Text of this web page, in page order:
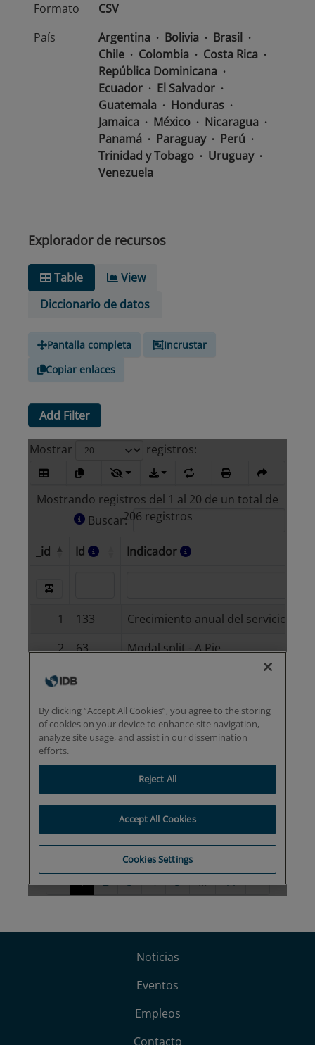
Formato
CSV
País
Argentina Bolivia
Brasil
Chile
Colombia
Costa Rica
República Dominicana
Ecuador
El Salvador
Guatemala
Honduras
Jamaica
México
Nicaragua
Panamá
Paraguay
Perú
Trinidad y Tobago
Uruguay
Venezuela
Explorador de recursos
Table
View
Diccionario de datos
Pantalla completa
Incrustar
Copiar enlaces
Add Filter
Noticias
Eventos
Empleos
Contacto